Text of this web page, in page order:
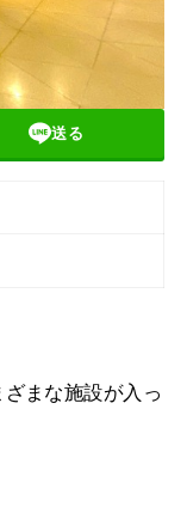
送る
まな施設が入っ